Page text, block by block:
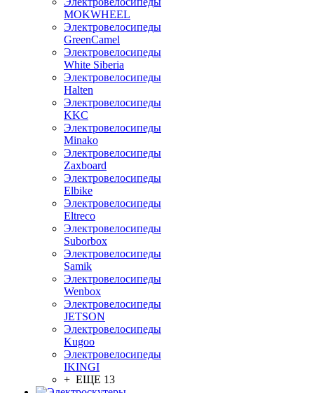
MOKWHEEL
Электровелосипеды
GreenCamel
Электровелосипеды
White Siberia
Электровелосипеды
Halten
Электровелосипеды
KKC
Электровелосипеды
Minako
Электровелосипеды
Zaxboard
Электровелосипеды
Elbike
Электровелосипеды
Eltreco
Электровелосипеды
Suborbox
Электровелосипеды
Samik
Электровелосипеды
Wenbox
Электровелосипеды
JETSON
Электровелосипеды
Kugoo
Электровелосипеды
IKINGI
+ ЕЩЕ 13